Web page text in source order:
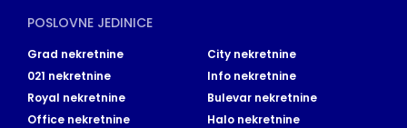
POSLOVNE JEDINICE
Grad nekretnine
City nekretnine
021 nekretnine
Info nekretnine
Royal nekretnine
Bulevar nekretnine
Office nekretnine
Halo nekretnine